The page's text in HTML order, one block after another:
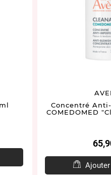
Concentré
COMEDOMED
Prix
Ajouter